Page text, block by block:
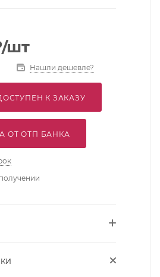
/шт
Нашли дешевле?
К ЗАКАЗУ
ОТ ОТП БАНКА